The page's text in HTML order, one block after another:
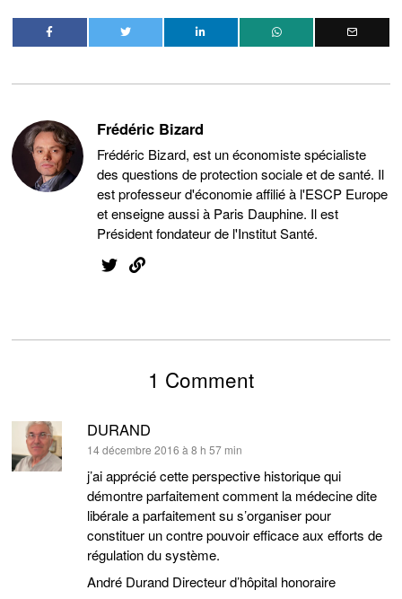
Frédéric Bizard
Frédéric Bizard, est un économiste spécialiste
des questions de protection sociale et de santé. Il
est professeur d'économie affilié à l'ESCP Europe
et enseigne aussi à Paris Dauphine. Il est
Président fondateur de l'Institut Santé.
1 Comment
DURAND
dit :
14 décembre 2016 à 8 h 57 min
j’ai apprécié cette perspective historique qui
démontre parfaitement comment la médecine dite
libérale a parfaitement su s’organiser pour
constituer un contre pouvoir efficace aux efforts de
régulation du système.
André Durand Directeur d’hôpital honoraire